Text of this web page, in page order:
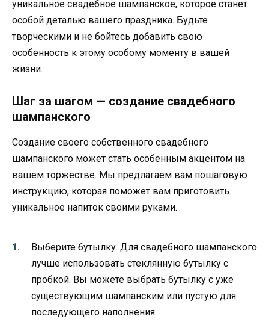
уникальное свадебное шампанское, которое станет
особой деталью вашего праздника. Будьте
творческими и не бойтесь добавить свою
особенность к этому особому моменту в вашей
жизни.
Шаг за шагом — создание свадебного
шампанского
Создание своего собственного свадебного
шампанского может стать особенным акцентом на
вашем торжестве. Мы предлагаем вам пошаговую
инструкцию, которая поможет вам приготовить
уникальное напиток своими руками.
Выберите бутылку. Для свадебного шампанского
лучше использовать стеклянную бутылку с
пробкой. Вы можете выбрать бутылку с уже
существующим шампанским или пустую для
последующего наполнения.